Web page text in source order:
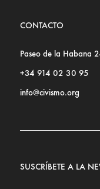
CONTACTO
Paseo de la Habana
+34 914 02 30 95
info@civismo.org
SUSCRÍBETE A LA